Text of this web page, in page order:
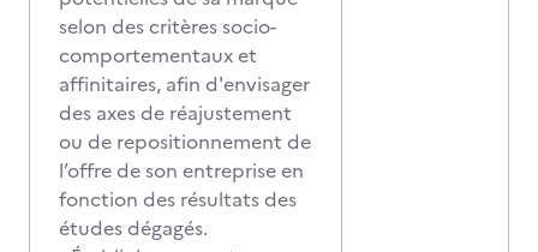
selon des critères socio-
comportementaux et
affinitaires, afin d'envisager
des axes de réajustement
ou de repositionnement de
l’offre de son entreprise en
fonction des résultats des
études dégagés.